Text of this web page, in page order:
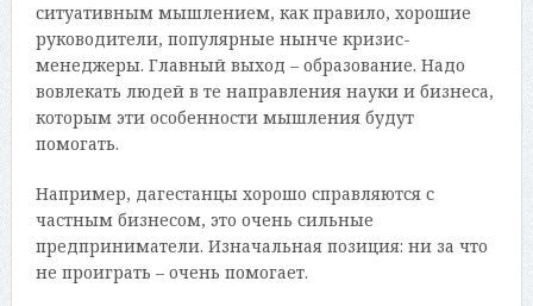
ситуативным мышлением, как правило, хорошие
руководители, популярные нынче кризис-
менеджеры. Главный выход – образование. Надо
вовлекать людей в те направления науки и бизнеса,
которым эти особенности мышления будут
помогать.
Например, дагестанцы хорошо справляются с
частным бизнесом, это очень сильные
предприниматели. Изначальная позиция: ни за что
не проиграть – очень помогает.